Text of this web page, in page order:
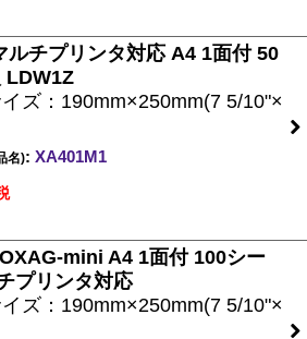
ルチプリンタ対応 A4 1面付 50
LDW1Z
ズ：190mm×250mm(7 5/10"×
名): XA401M1
mini A4 1面付 100シー
プリンタ対応
ズ：190mm×250mm(7 5/10"×